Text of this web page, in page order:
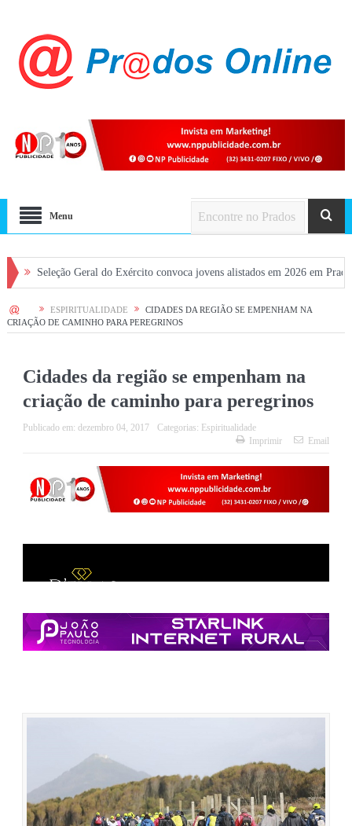
Menu
Geral do Exército convoca jovens alistados em 2026 em Prados Dia
HOME ESPIRITUALIDADE
CIDADES DA REGIÃO SE EMPENHAM NA
CRIAÇÃO DE CAMINHO PARA PEREGRINOS
Cidades da região se empenham na
criação de caminho para peregrinos
Publicado em: dezembro 04, 2017 Categorias: Espiritualidade
Imprimir
Email